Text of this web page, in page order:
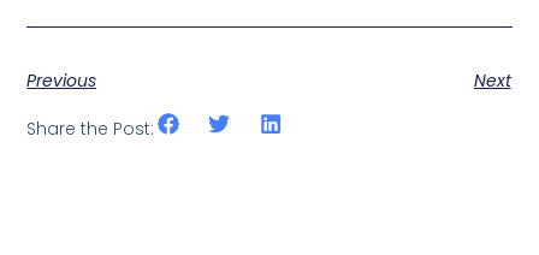
Previous
Next
Share the Post: